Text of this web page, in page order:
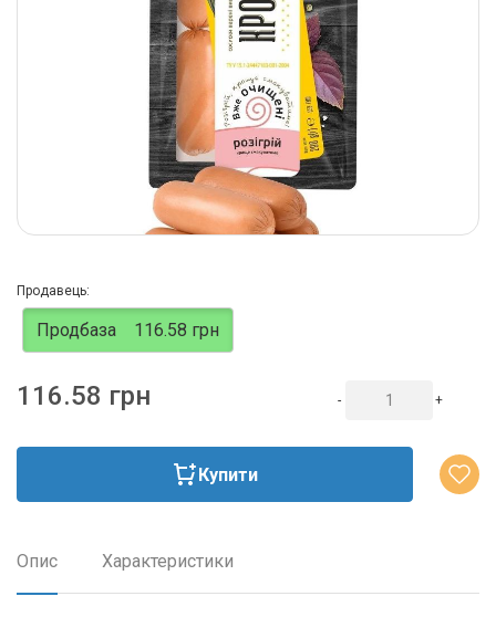
Продавець:
Продбаза 116.58 грн
116.58 грн - +
Купити
Опис Характеристики